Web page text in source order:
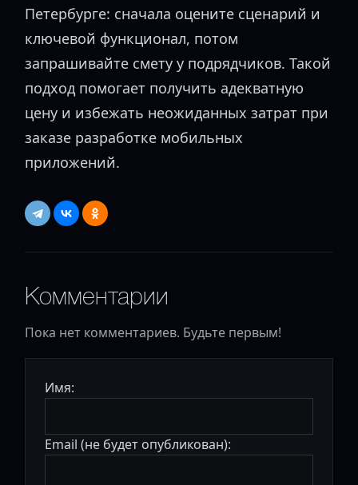
Петербурге: сначала оцените сценарий и
ключевой функционал, потом
запрашивайте смету у подрядчиков. Такой
подход помогает получить адекватную
цену и избежать неожиданных затрат при
заказе разработке мобильных
приложений.
Комментарии
Пока нет комментариев. Будьте первым!
Имя:
Email (не будет опубликован):